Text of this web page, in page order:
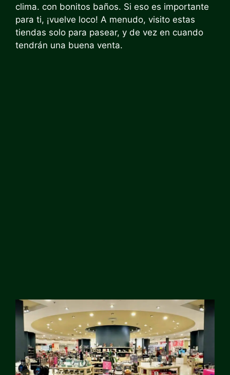
clima. con bonitos baños. Si eso es importante
para ti, ¡vuelve loco! A menudo, visito estas
tiendas solo para pasear, y de vez en cuando
tendrán una buena venta.